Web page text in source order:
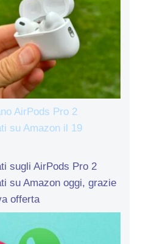
AirPods Pro 2
su Amazon il 19
sugli AirPods Pro 2
su Amazon oggi, grazie
offerta